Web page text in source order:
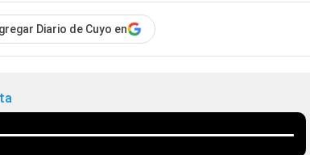
Diario de Cuyo en